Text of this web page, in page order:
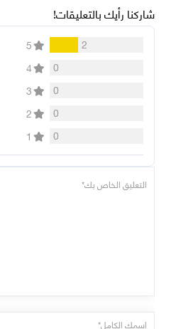
شاركنا رأيك بالتعليقات!
2
5
0
4
0
3
0
2
0
1